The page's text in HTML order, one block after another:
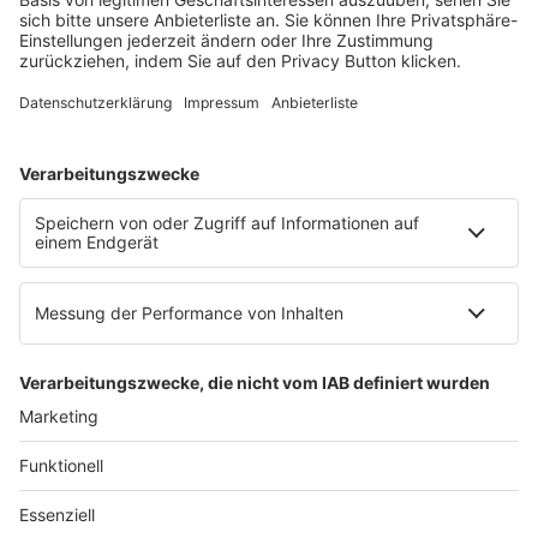
60326 Frankfurt am Main
E-Mail:info@ruw.de
Web:https://www.ruw.de
AGB
Datenschutzerklärung
Genderhinweis
Cookie-Einstellungen